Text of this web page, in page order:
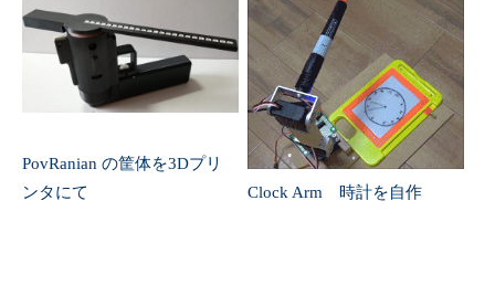
PovRanian の筐体を3Dプリ
ンタにて
Clock Arm 時計を自作